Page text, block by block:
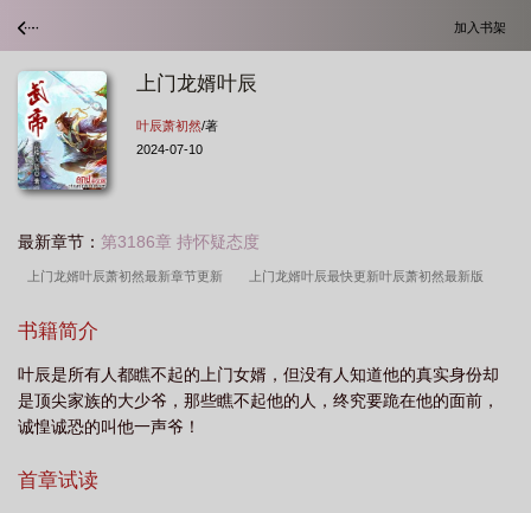
加入书架
上门龙婿叶辰
叶辰萧初然/著
2024-07-10
最新章节： 第3186章 持怀疑态度
上门龙婿叶辰萧初然最新章节更新 上门龙婿叶辰最快更新叶辰萧初然最新版
婿叶辰最新章节免费
读 上门龙婿叶辰完整版免费收听 上门龙婿叶辰大结局完整版 上门龙婿叶辰
最后和谁在一起了 上门龙婿叶辰全文 上门龙婿叶辰完整版免费全文阅读
书籍简介
叶辰是所有人都瞧不起的上门女婿，但没有人知道他的真实身份却
是顶尖家族的大少爷，那些瞧不起他的人，终究要跪在他的面前，
诚惶诚恐的叫他一声爷！
首章试读